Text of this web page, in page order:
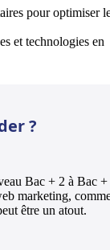
pour optimiser
et technologies en
?
Bac + 2 à Bac +
marketing,
être un atout.